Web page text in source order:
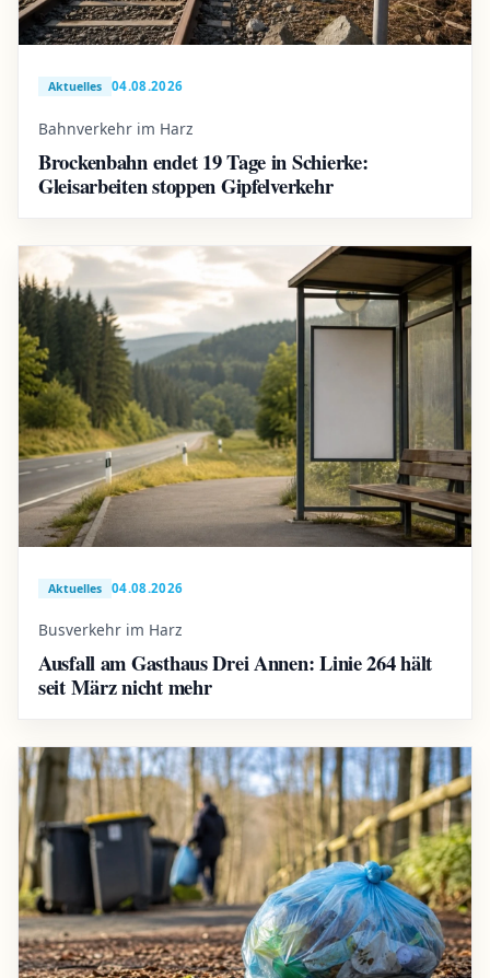
Aktuelles 04.08.2026
Bahnverkehr im Harz
Brockenbahn endet 19 Tage in Schierke:
Gleisarbeiten stoppen Gipfelverkehr
Aktuelles 04.08.2026
Busverkehr im Harz
Ausfall am Gasthaus Drei Annen: Linie 264 hält
seit März nicht mehr